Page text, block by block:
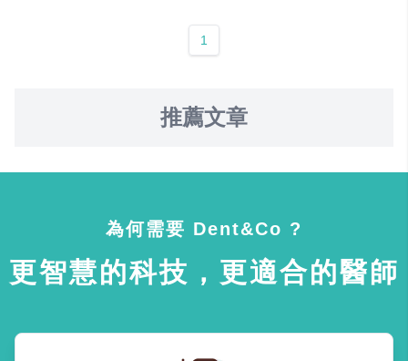
1
推薦文章
為何需要 Dent&Co ?
更智慧的科技，更適合的醫師